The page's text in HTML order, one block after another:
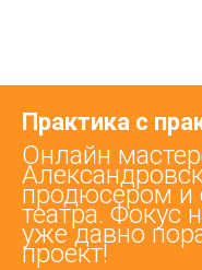
Практика с
Онлайн
продюсером и
театра. Фокус
уже давно
проект!